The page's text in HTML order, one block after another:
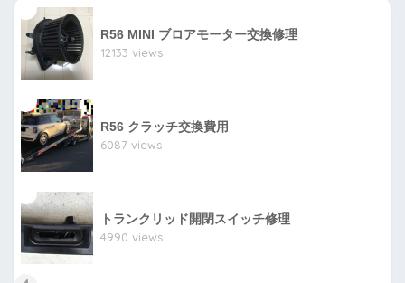
R56 MINI ブロアモーター交換修理
12133 views
R56 クラッチ交換費用
6087 views
トランクリッド開閉スイッチ修理
4990 views